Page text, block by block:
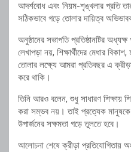
আদর্শবোধ এবং নিয়ম-শৃঙ্খলার প্রতি
সঠিকভাবে গড়ে তোলার দায়িত্ব
অনুষ্ঠানের সভাপতি প্রতিষ্ঠানটির
লেখাপড়া নয়, শিক্ষার্থীদের মেধার
তোলার লক্ষ্যে আমরা প্রতিবছর এ
করে থাকি।
তিনি আরও বলেন, শুধু সাধারণ শিক্ষায়
করা সম্ভব নয়। তাই প্রত্যেক মানুষকে
উপার্জনের সক্ষমতা গড়ে তুলতে হবে।
আলোচনা শেষে ক্রীড়া প্রতিযোগিতায়